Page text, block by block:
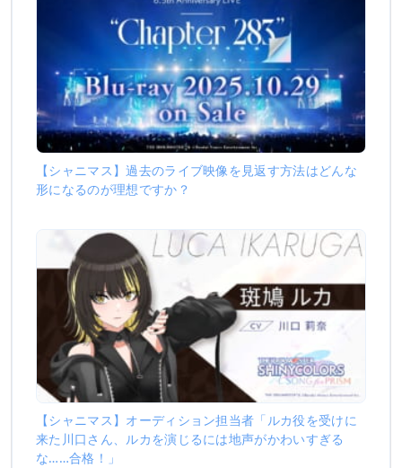
【シャニマス】過去のライブ映像を見返す方法はどんな
形になるのが理想ですか？
【シャニマス】オーディション担当者「ルカ役を受けに
来た川口さん、ルカを演じるには地声がかわいすぎる
な……合格！」